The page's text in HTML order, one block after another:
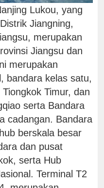
Lukou, yang
Jiangning,
merupakan
Jiangsu dan
merupakan
bandara kelas satu,
Timur, dan
serta Bandara
cadangan. Bandara
berskala besar
dan pusat
serta Hub
Terminal T2